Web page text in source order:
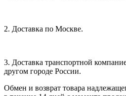
2. Доставка по Москве.
3. Доставка транспортной
другом городе России.
Обмен и возврат товара